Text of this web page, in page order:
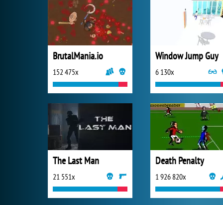
BrutalMania.io
152 475x
Window Jump Guy
6 130x
The Last Man
21 551x
Death Penalty
1 926 820x